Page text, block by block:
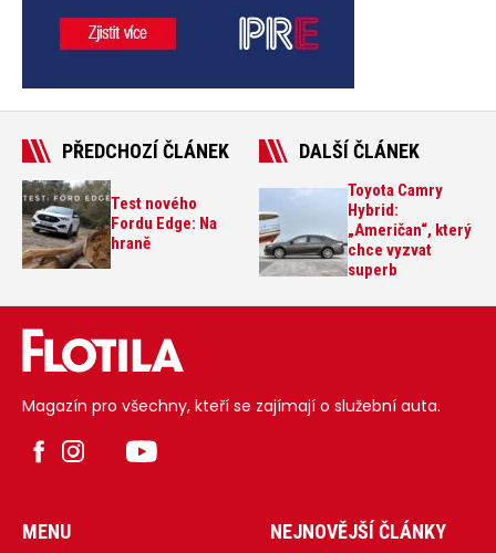
PŘEDCHOZÍ ČLÁNEK
Test nového
Fordu Edge: Na
hraně
DALŠÍ ČLÁNEK
Toyota Camry
Hybrid:
„Američan“, který
chce vyzvat
superb
Magazín pro všechny, kteří se zajímají o služební auta.
MENU NEJNOVĚJŠÍ ČLÁNKY